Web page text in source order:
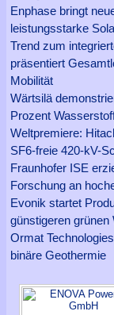
Enphase bringt
leistungsstarke
Trend zum
präsentiert
Mobilität
Wärtsilä
Prozent
Weltpremiere:
SF6-freie 420-kV-
Fraunhofer ISE
Forschung an
Evonik startet
günstigeren grünen
Ormat
binäre Geothermie